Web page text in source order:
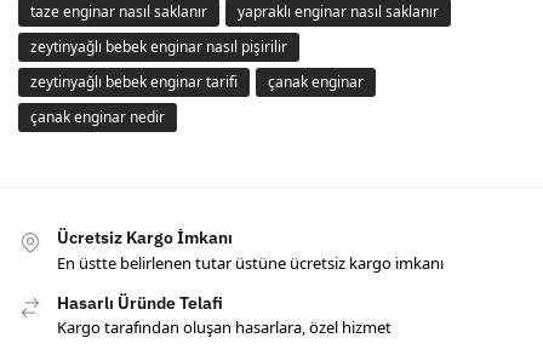
taze enginar nasıl saklanır
yapraklı enginar nasıl saklanır
zeytinyağlı bebek enginar nasıl pişirilir
zeytinyağlı bebek enginar tarifi
çanak enginar
çanak enginar nedir
Ücretsiz Kargo İmkanı
En üstte belirlenen tutar üstüne ücretsiz kargo imkanı
Hasarlı Üründe Telafi
Kargo tarafından oluşan hasarlara, özel hizmet